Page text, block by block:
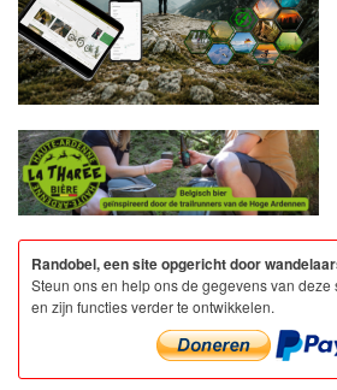
Randobel, een site opgericht door
Steun ons en help ons de gegevens van deze
en zijn functies verder te ontwikkelen.